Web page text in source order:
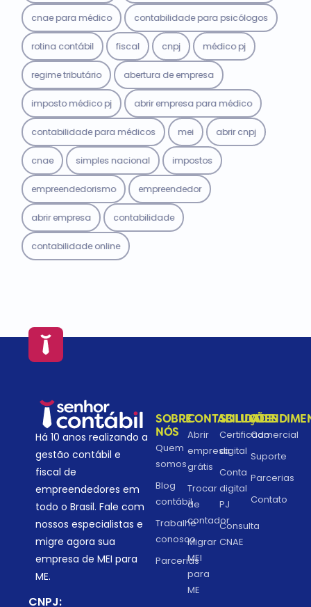
cnae para médico contabilidade para psicólogos
rotina contábil fiscal cnpj médico pj
regime tributário abertura de empresa
imposto médico pj abrir empresa para médico
contabilidade para médicos mei abrir cnpj
cnae simples nacional impostos
empreendedorismo empreendedor
abrir empresa contabilidade
contabilidade online
Há 10 anos realizando a
gestão contábil e
fiscal de
empreendedores em
todo o Brasil. Fale com
nossos especialistas e
migre agora sua
empresa de MEI para
ME.
CNPJ:
SOBRE
NÓS
Quem
somos
Blog
contábil
Trabalhe
conosco
Parcerias
CONTABILIDADE
Abrir
empresa
grátis
Trocar
de
contador
Migrar
MEI
para
ME
SOLUÇÕES
Certificado
digital
Conta
digital
PJ
Consulta
CNAE
Comercial
Suporte
Parcerias
Contato